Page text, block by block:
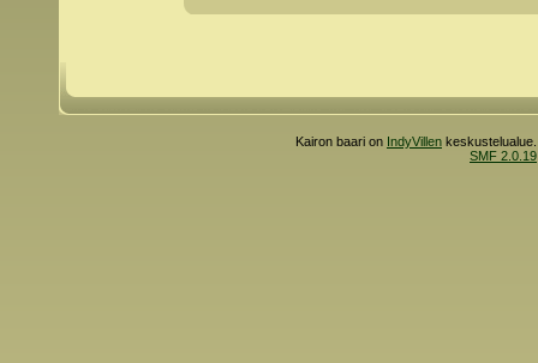
Kairon baari on IndyVillen
SMF 2.0.19